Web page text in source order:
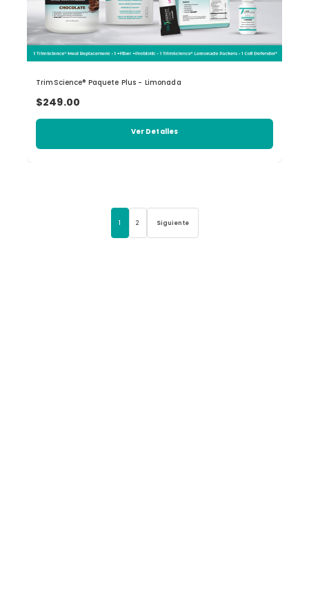
TrimScience® Paquete Plus - Limonada
$249.00
Ver Detalles
1 2 Siguiente